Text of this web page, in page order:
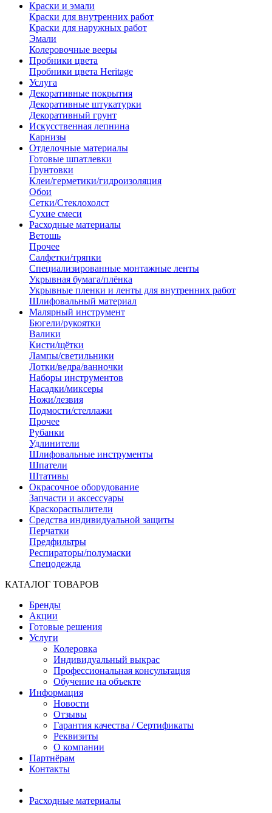
Краски и эмали
Краски для внутренних работ
Краски для наружных работ
Эмали
Колеровочные вееры
Пробники цвета
Пробники цвета Heritage
Услуга
Декоративные покрытия
Декоративные штукатурки
Декоративный грунт
Искусственная лепнина
Карнизы
Отделочные материалы
Готовые шпатлевки
Грунтовки
Клеи/герметики/гидроизоляция
Обои
Сетки/Стеклохолст
Сухие смеси
Расходные материалы
Ветошь
Прочее
Салфетки/тряпки
Специализированные монтажные ленты
Укрывная бумага/плёнка
Укрывные пленки и ленты для внутренних работ
Шлифовальный материал
Малярный инструмент
Бюгели/рукоятки
Валики
Кисти/щётки
Лампы/светильники
Лотки/ведра/ванночки
Наборы инструментов
Насадки/миксеры
Ножи/лезвия
Подмости/стеллажи
Прочее
Рубанки
Удлинители
Шлифовальные инструменты
Шпатели
Штативы
Окрасочное оборудование
Запчасти и аксессуары
Краскораспылители
Средства индивидуальной защиты
Перчатки
Предфильтры
Респираторы/полумаски
Спецодежда
КАТАЛОГ ТОВАРОВ
Бренды
Акции
Готовые решения
Услуги
Колеровка
Индивидуальный выкрас
Профессиональная консультация
Обучение на объекте
Информация
Новости
Отзывы
Гарантия качества / Сертификаты
Реквизиты
О компании
Партнёрам
Контакты
Расходные материалы